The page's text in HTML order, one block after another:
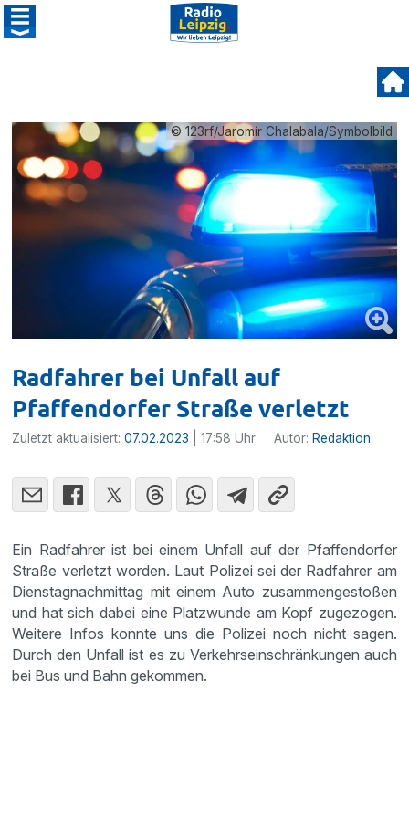
© 123rf/Jaromír Chalabala/Symbolbild
Radfahrer bei Unfall auf
Pfaffendorfer Straße verletzt
Zuletzt aktualisiert:07.02.2023 | 17:58 Uhr Autor: Redaktion
Ein Radfahrer ist bei einem Unfall auf der Pfaffendorfer
Straße verletzt worden. Laut Polizei sei der Radfahrer am
Dienstagnachmittag mit einem Auto zusammengestoßen
und hat sich dabei eine Platzwunde am Kopf zugezogen.
Weitere Infos konnte uns die Polizei noch nicht sagen.
Durch den Unfall ist es zu Verkehrseinschränkungen auch
bei Bus und Bahn gekommen.